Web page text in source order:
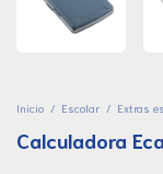
Inicio / Escolar / Extras
Calculadora